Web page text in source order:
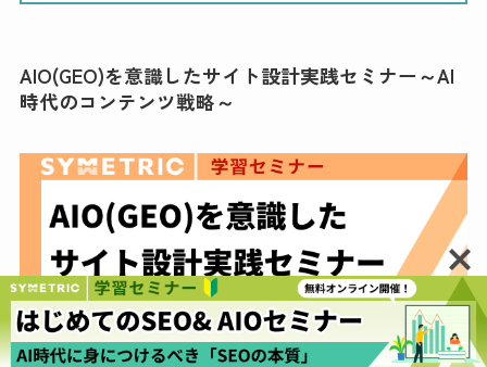
AIO(GEO)を意識したサイト設計実践セミナー～AI
時代のコンテンツ戦略～